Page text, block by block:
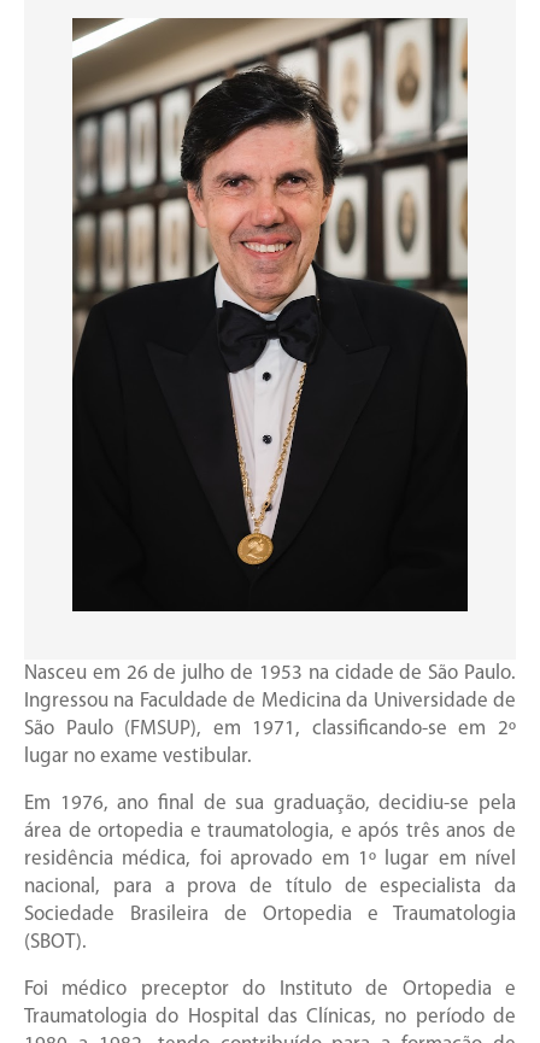
Nasceu em 26 de julho de 1953 na cidade de São Paulo.
Ingressou na Faculdade de Medicina da Universidade de
São Paulo (FMSUP), em 1971, classificando-se em 2º
lugar no exame vestibular.
Em 1976, ano final de sua graduação, decidiu-se pela
área de ortopedia e traumatologia, e após três anos de
residência médica, foi aprovado em 1º lugar em nível
nacional, para a prova de título de especialista da
Sociedade Brasileira de Ortopedia e Traumatologia
(SBOT).
Foi médico preceptor do Instituto de Ortopedia e
Traumatologia do Hospital das Clínicas, no período de